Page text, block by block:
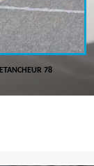
ETANCHEUR 78